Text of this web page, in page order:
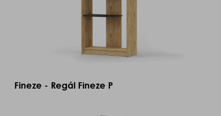
Fineze - Regál Fineze P